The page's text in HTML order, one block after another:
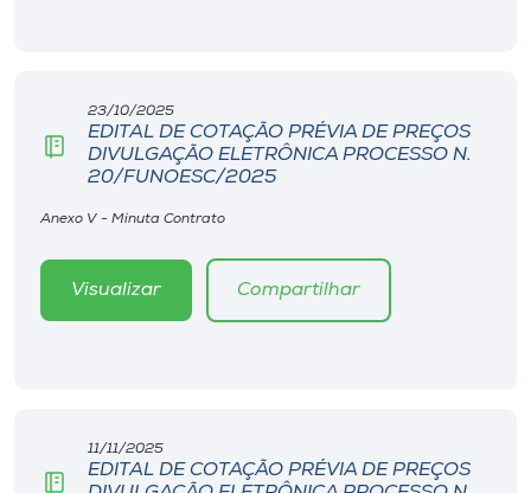
23/10/2025
EDITAL DE COTAÇÃO PRÉVIA DE PREÇOS
DIVULGAÇÃO ELETRÔNICA PROCESSO N.
20/FUNOESC/2025
Anexo V - Minuta Contrato
Visualizar Compartilhar
11/11/2025
EDITAL DE COTAÇÃO PRÉVIA DE PREÇOS